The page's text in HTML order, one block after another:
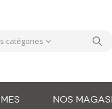
catégories
NOS